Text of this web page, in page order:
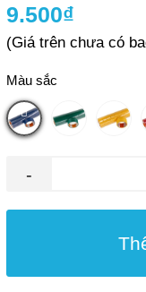
9.500₫
(Giá trên chưa có
Màu sắc
-